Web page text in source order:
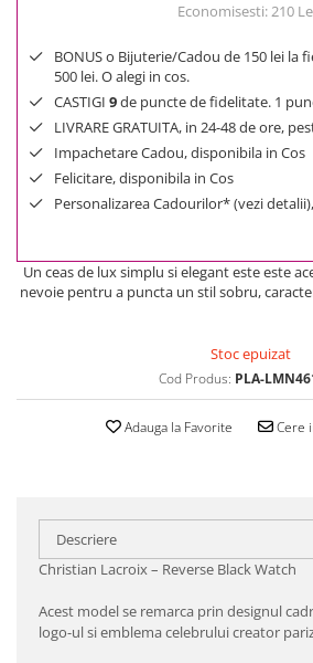
Economisesti:210
BONUS o Bijuterie/Cadou de 150 lei la
500 lei. O alegi in cos.
CASTIGI 9de puncte de fidelitate. 1
LIVRARE GRATUITA, in 24-48 de ore,
Impachetare Cadou, disponibila in Cos
Felicitare, disponibila in Cos
Personalizarea Cadourilor* (vezi
Un ceas de lux simplu si elegant este este
nevoie pentru a puncta un stil sobru,
Stoc epuizat
Cod Produs: PLA-
Adauga la Favorite Cere
Descriere
Christian Lacroix – Reverse Black Watch
Acest model se remarca prin designul
logo-ul si emblema celebrului creator